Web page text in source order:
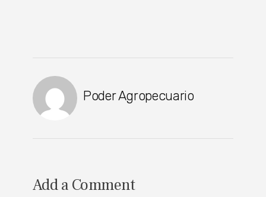
Poder Agropecuario
Add a Comment